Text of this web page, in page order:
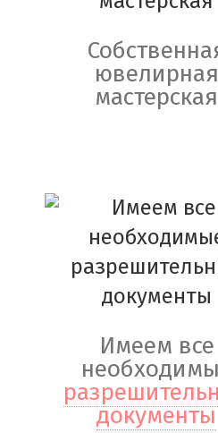
ювелирная
мастерская
Имеем все
документы